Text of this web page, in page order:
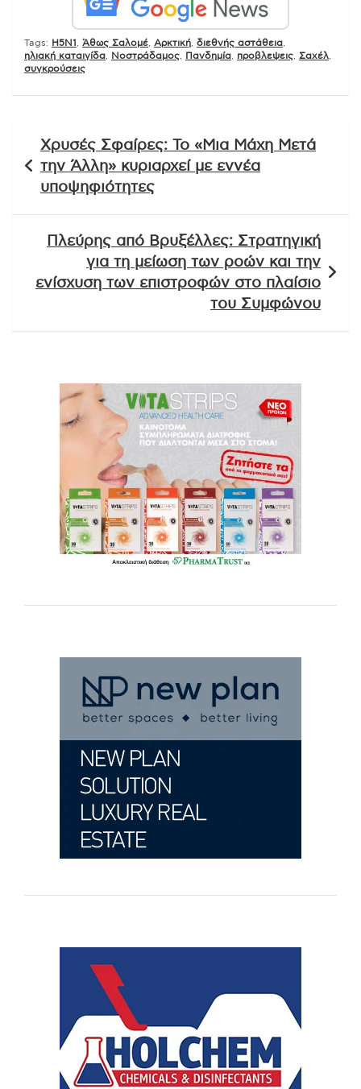
Tags: H5N1 Άθως Σαλομέ Αρκτική διεθνής αστάθεια
ηλιακή καταιγίδα
Νοστράδαμος Πανδημία προβλεψεις Σαχέλ
συγκρούσεις
άρθρων
Χρυσές Σφαίρες: Το «Μια Μάχη Μετά
την Άλλη» κυριαρχεί με εννέα
υποψηφιότητες
Πλεύρης από Βρυξέλλες: Στρατηγική
για τη μείωση των ροών και την
ενίσχυση των επιστροφών στο πλαίσιο
του Συμφώνου